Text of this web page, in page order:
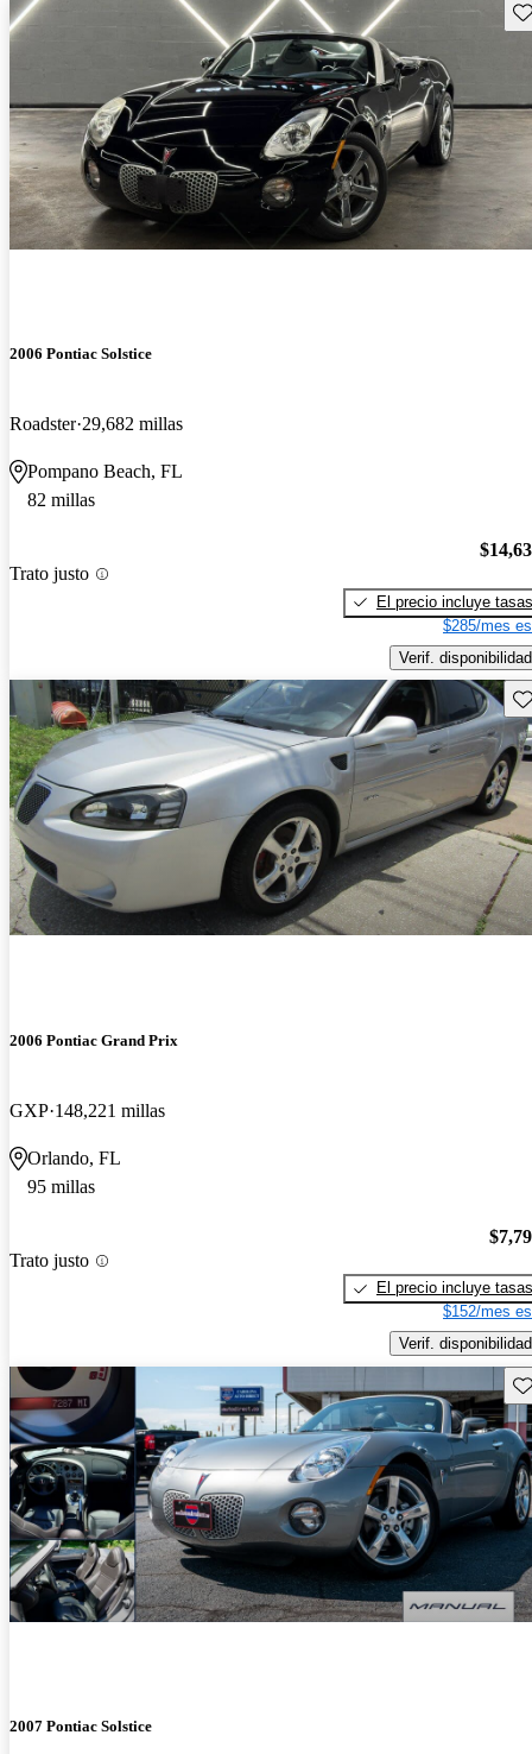
2006 Pontiac Solstice
Roadster 29,682 millas
Pompano Beach, FL
82 millas
Trato justo
El precio incluye tasas
$285/mes
Verif. disponibilidad
2006 Pontiac Grand Prix
GXP 148,221 millas
Orlando, FL
95 millas
Trato justo
El precio incluye tasas
$152/mes
Verif. disponibilidad
2007 Pontiac Solstice